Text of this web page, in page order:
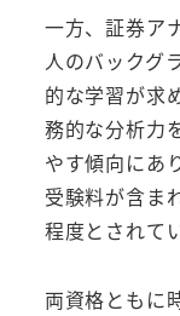
一方、証券ア
人のバックグ
的な学習が求
務的な分析力
やす傾向にあ
受験料が含ま
程度とされて
両資格ともに